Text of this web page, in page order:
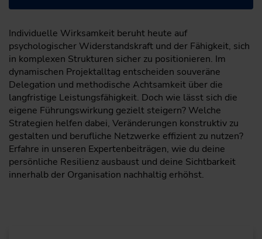
Individuelle Wirksamkeit beruht heute auf
psychologischer Widerstandskraft und der Fähigkeit, sich
in komplexen Strukturen sicher zu positionieren. Im
dynamischen Projektalltag entscheiden souveräne
Delegation und methodische Achtsamkeit über die
langfristige Leistungsfähigkeit. Doch wie lässt sich die
eigene Führungswirkung gezielt steigern? Welche
Strategien helfen dabei, Veränderungen konstruktiv zu
gestalten und berufliche Netzwerke effizient zu nutzen?
Erfahre in unseren Expertenbeiträgen, wie du deine
persönliche Resilienz ausbaust und deine Sichtbarkeit
innerhalb der Organisation nachhaltig erhöhst.